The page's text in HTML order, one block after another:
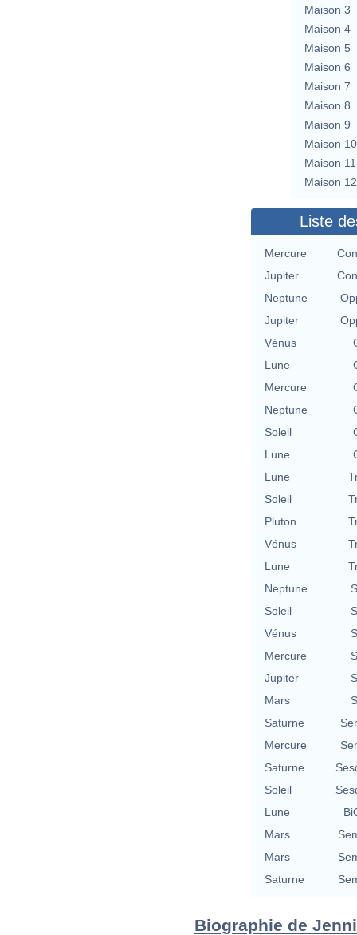
Maison 3
Maison 4
Maison 5
Maison 6
Maison 7
Maison 8
Maison 9
Maison 10
Maison 11
Maison 12
Liste
Mercure
Jupiter
Neptune
Jupiter
Vénus
Lune
Mercure
Neptune
Soleil
Lune
Lune
Soleil
Pluton
Vénus
Lune
Neptune
Soleil
Vénus
Mercure
Jupiter
Mars
Saturne
Mercure
Saturne
Soleil
Lune
Mars
Mars
Saturne
Biographie de